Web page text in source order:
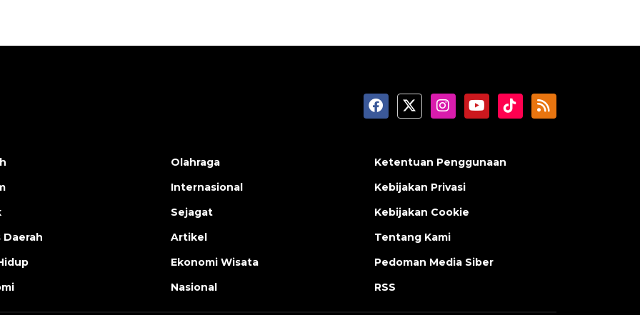
Olahraga
Internasional
Sejagat
Artikel
Ekonomi Wisata
Nasional
Ketentuan Penggunaan
Kebijakan Privasi
Kebijakan Cookie
Tentang Kami
Pedoman Media Siber
RSS